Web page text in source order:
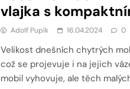
vlajka s
Adolf Pupík 16.04.2024 0
Velikost dnešních chytrých
což se projevuje i na jejich
mobil vyhovuje, ale těch